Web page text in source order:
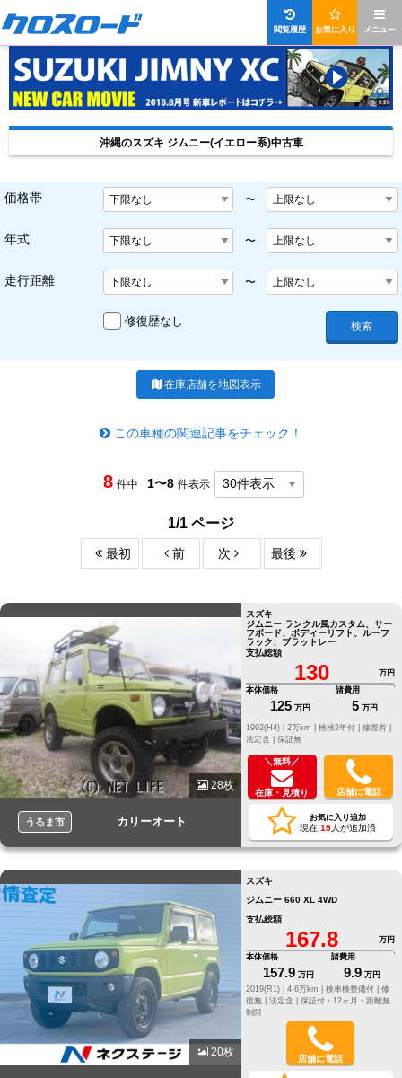
メニュー
お気に入り
閲覧履歴
沖縄のスズキ ジムニー(イエロー系)中古車
価格帯 〜
年式 〜
走行距離 〜
修復歴なし 検索
在庫店舗を地図表示
この車種の関連記事をチェック！
8 件中 1〜8 件表示
1/1 ページ
最初 前 次 最後
28枚
うるま市 カリーオート
スズキ
ジムニー ランクル風カスタム、サー
フボード、ボディーリフト、ルーフ
ラック、ブラットレー
支払総額
130
万円
本体価格
125 万円
諸費用
5 万円
修復有 |
法定含 | 保証無
＼無料／
在庫・見積り 店舗に電話
お気に入り追加
現在 19人が追加済
20枚
スズキ
ジムニー 660 XL 4WD
支払総額
167.8
万円
本体価格
157.9 万円
諸費用
9.9 万円
2019(R1) |
4.6万km | 検車検整備付 | 修
復無 | 法定含 | 保証付・12ヶ月・距離無
制限
店舗に電話